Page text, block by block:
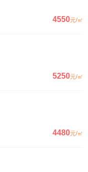
4550元/㎡
5250元/㎡
4480元/㎡